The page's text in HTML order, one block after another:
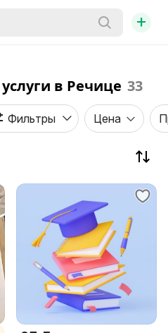
+
в Речице 33
Фильтры Цена